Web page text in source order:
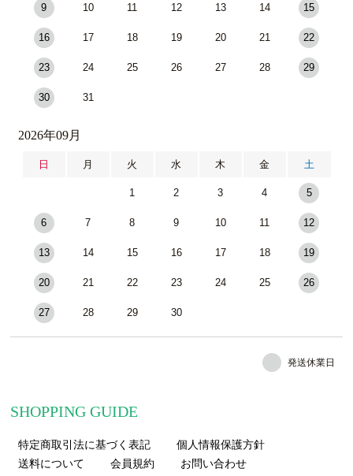
9 10 11 12 13 14 15
16 17 18 19 20 21 22
23 24 25 26 27 28 29
30 31
2026年09月
日 月 火 水 木 金 土
1 2 3 4 5
6 7 8 9 10 11 12
13 14 15 16 17 18 19
20 21 22 23 24 25 26
27 28 29 30
発送休業日
SHOPPING GUIDE
特定商取引法に基づく表記
個人情報保護方針
送料について
会員規約 お問い合わせ